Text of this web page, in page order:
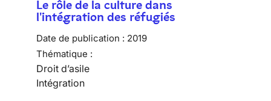
Le rôle de la culture dans
l'intégration des réfugiés
Date de publication : 2019
Thématique :
Droit d’asile
Intégration